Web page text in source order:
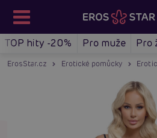
TOP hity -20% Pro muže Pro
ErosStar.cz Erotické pomůcky